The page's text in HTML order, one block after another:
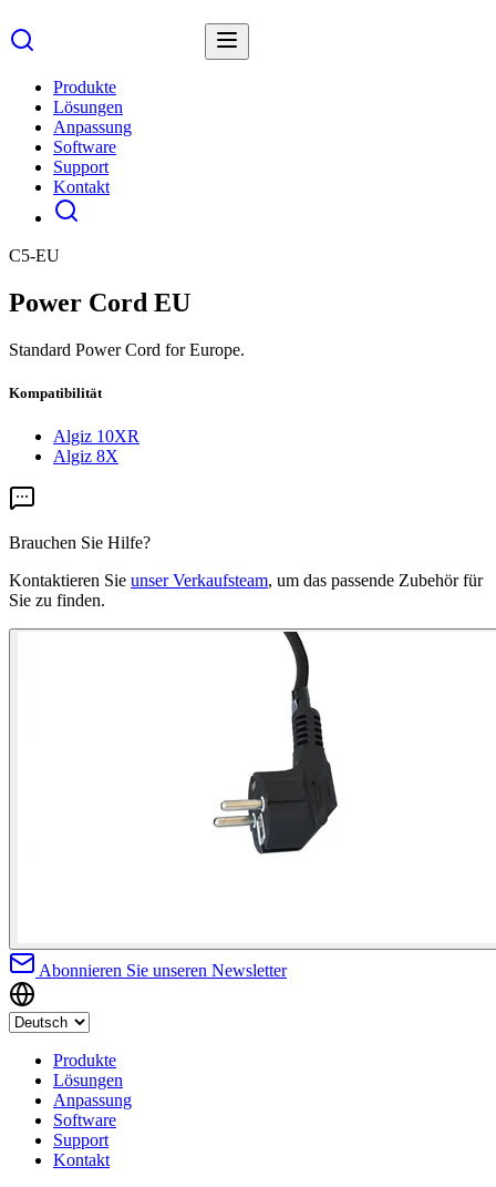
Produkte
Lösungen
Anpassung
Software
Support
Kontakt
C5-EU
Power Cord EU
Standard Power Cord for Europe.
Kompatibilität
Algiz 10XR
Algiz 8X
Brauchen Sie Hilfe?
Kontaktieren Sie unser Verkaufsteam, um das passende Zubehör für
Sie zu finden.
Abonnieren Sie unseren Newsletter
Produkte
Lösungen
Anpassung
Software
Support
Kontakt